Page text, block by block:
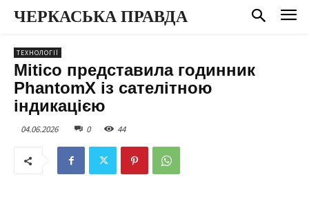
ЧЕРКАСЬКА ПРАВДА
ТЕХНОЛОГІЇ
Mitico представила годинник
PhantomX із сателітною
індикацією
04.06.2026 0 44